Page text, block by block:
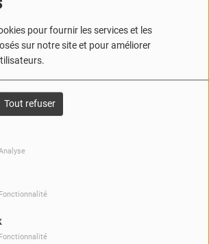
pour fournir les services et les
sur notre site et pour améliorer
Tout refuser
LES MOTS DE LA
MUSIQUE
CHRONIQUE CINÉ